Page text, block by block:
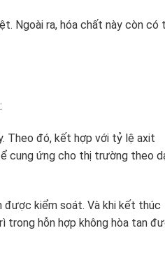
Ngoài ra, hóa chất này còn có
Theo đó, kết hợp với tỷ lệ axit
cung ứng cho thị trường theo
được kiểm soát. Và khi kết thúc
trong hỗn hợp không hòa tan